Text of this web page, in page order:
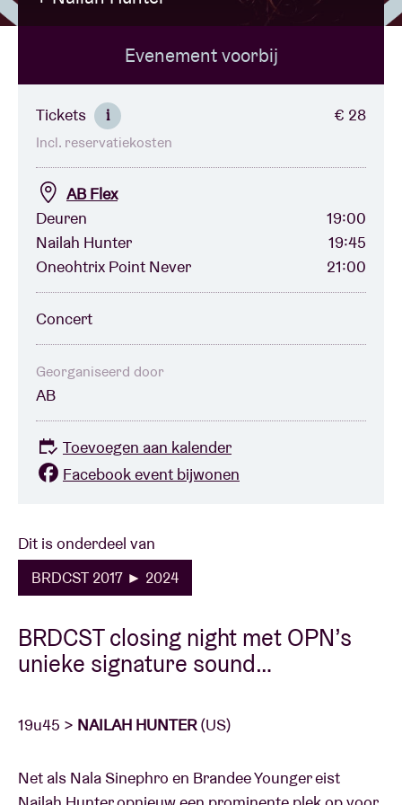
BRDCST
ABtv
Concertcheque
Over AB
Contact
Dit is onderdeel van
BRDCST 2017 ► 2024
BRDCST closing night met OPN’s
unieke signature sound…
19u45 > NAILAH HUNTER(US)
Net als Nala Sinephro en Brandee Younger eist
Evenement voorbij
Tickets i € 28
Incl. reservatiekosten
AB Flex
Deuren
19:00
Nailah Hunter
19:45
Oneohtrix Point Never
21:00
Concert
Georganiseerd door
AB
Toevoegen aan kalender
Facebook event bijwonen